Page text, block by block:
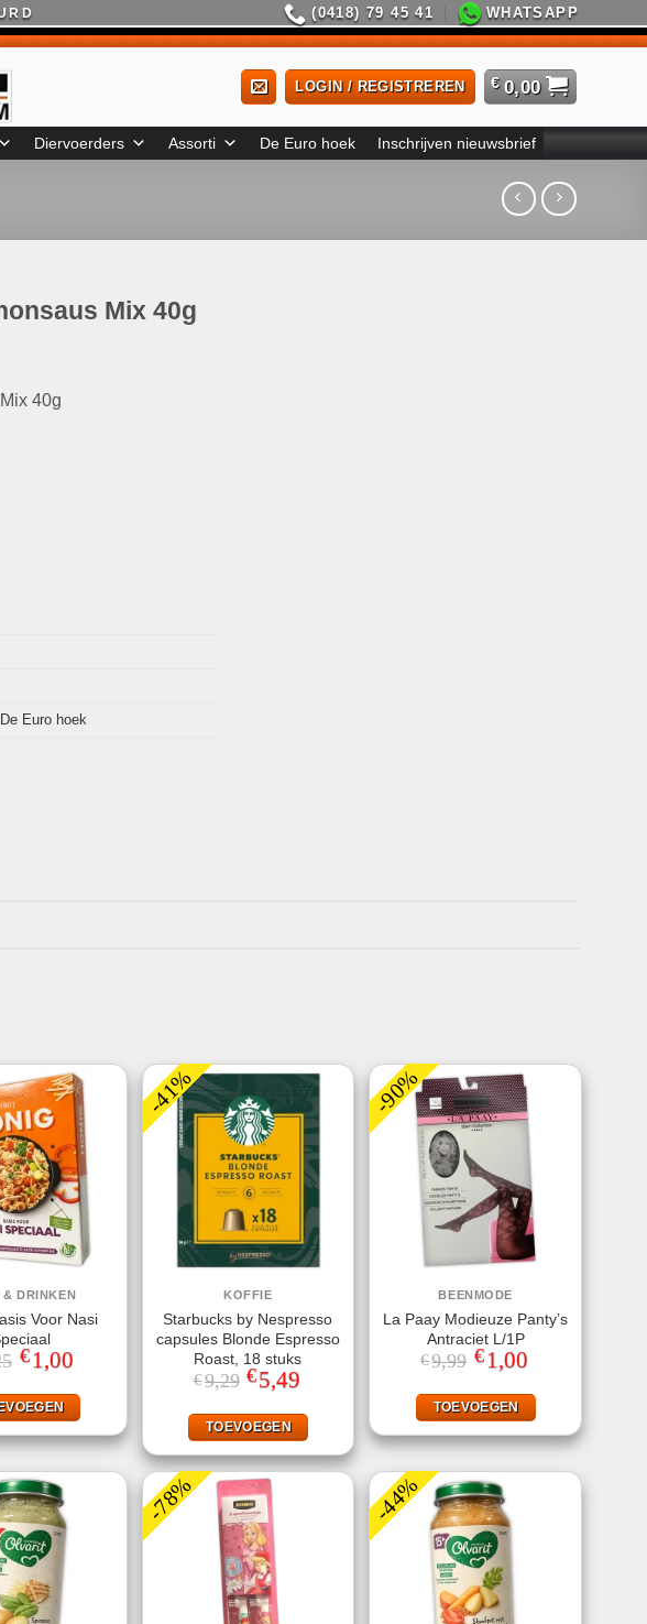
(0418) 79 45 41 WHATSAPP
LOGIN / REGISTREREN € 0,00
Diervoerders Assorti De Euro hoek Inschrijven nieuwsbrief
Mix 40g
40g
De Euro hoek
& DRINKEN
Voor Nasi
Oorspronkelijke
prijs
€2,25.
€ 1,00Huidige
€1,00.
-41%
KOFFIE
Starbucks by Nespresso
capsules Blonde Espresso
Roast, 18 stuks
€9,29 Oorspronkelijke
prijs
€9,29.
€5,49
€5,49.
TOEVOEGEN
-90%
BEENMODE
La Paay Modieuze Panty’s
Antraciet L/1P
€9,99 Oorspronkelijke
prijs
€9,99.
€ 1,00Huidige
€1,00.
TOEVOEGEN
-78% -44%